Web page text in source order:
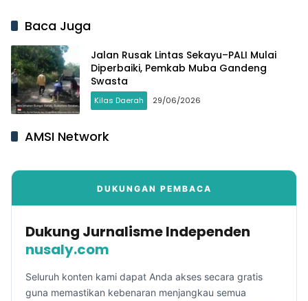
Baca Juga
Jalan Rusak Lintas Sekayu–PALI Mulai
Diperbaiki, Pemkab Muba Gandeng
Swasta
Kilas Daerah 29/06/2026
AMSI Network
DUKUNGAN PEMBACA
Dukung Jurnalisme Independen
nusaly.com
Seluruh konten kami dapat Anda akses secara gratis
guna memastikan kebenaran menjangkau semua